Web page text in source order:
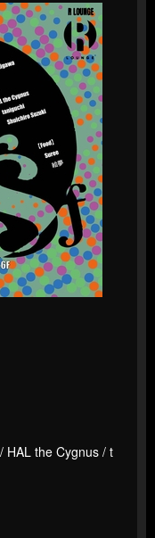
HAL the Cygnus / t